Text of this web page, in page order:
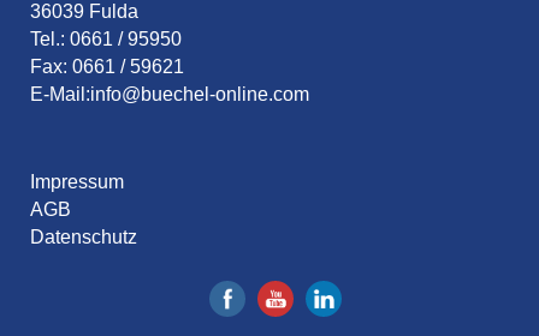
36039 Fulda
Tel.: 0661 / 95950
Fax: 0661 / 59621
E-Mail:info@buechel-online.com
Impressum
AGB
Datenschutz